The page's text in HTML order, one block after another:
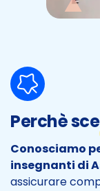
Perchè
Conosciamo
insegnanti di
assicurare